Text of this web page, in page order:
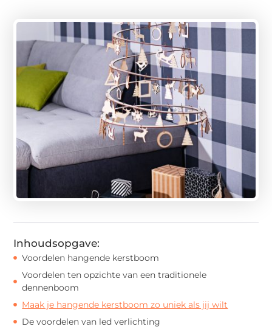
Inhoudsopgave:
Voordelen hangende kerstboom
Voordelen ten opzichte van een traditionele
dennenboom
Maak je hangende kerstboom zo uniek als jij wilt
De voordelen van led verlichting